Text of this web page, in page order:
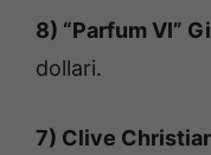
8) “Parfum VI”
dollari.
7) Clive